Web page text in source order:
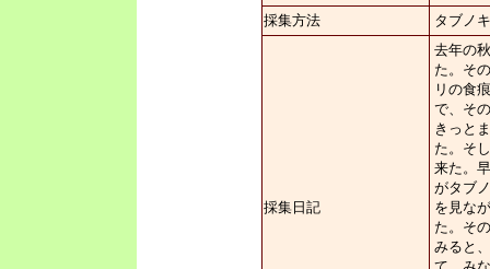
採集方法
タブノ
採集日記
去年の
た。そ
リの食
で、そ
きっと
た。そ
来た。
がタブ
を見な
た。そ
みると